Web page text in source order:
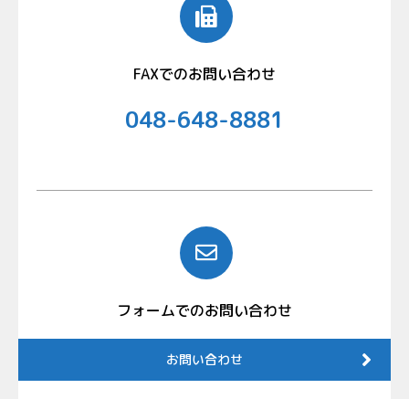
FAXでのお問い合わせ
048-648-8881
フォームでのお問い合わせ
お問い合わせ